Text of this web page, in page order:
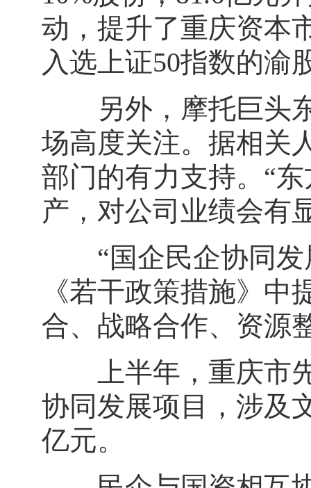
动，提升了重庆资本
入选上证50指数的渝
另外，摩托巨头东
场高度关注。据相关
部门的有力支持。“
产，对公司业绩会有
“国企民企协同发
《若干政策措施》
合、战略合作、资源
上半年，重庆市先
协同发展项目，涉及
亿元。